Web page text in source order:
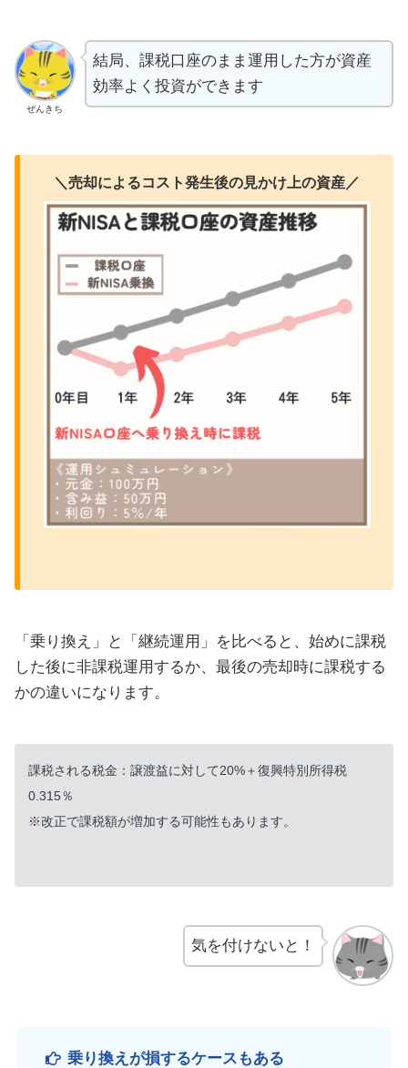
ぜんきち
結局、課税口座のまま運用した方が資産
効率よく投資ができます
＼売却によるコスト発生後の見かけ上の資産／
「乗り換え」と「継続運用」を比べると、始めに課税
した後に非課税運用するか、最後の売却時に課税する
かの違いになります。
課税される税金：譲渡益に対して20%＋復興特別所得税
0.315％
※改正で課税額が増加する可能性もあります。
気を付けないと！
乗り換えが損するケースもある